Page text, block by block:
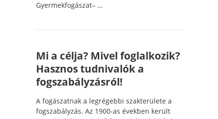
Gyermekfogászat– …
Mi a célja? Mivel foglalkozik?
Hasznos tudnivalók a
fogszabályzásról!
A fogászatnak a legrégebbi szakterülete a
fogszabályzás. Az 1900-as években került